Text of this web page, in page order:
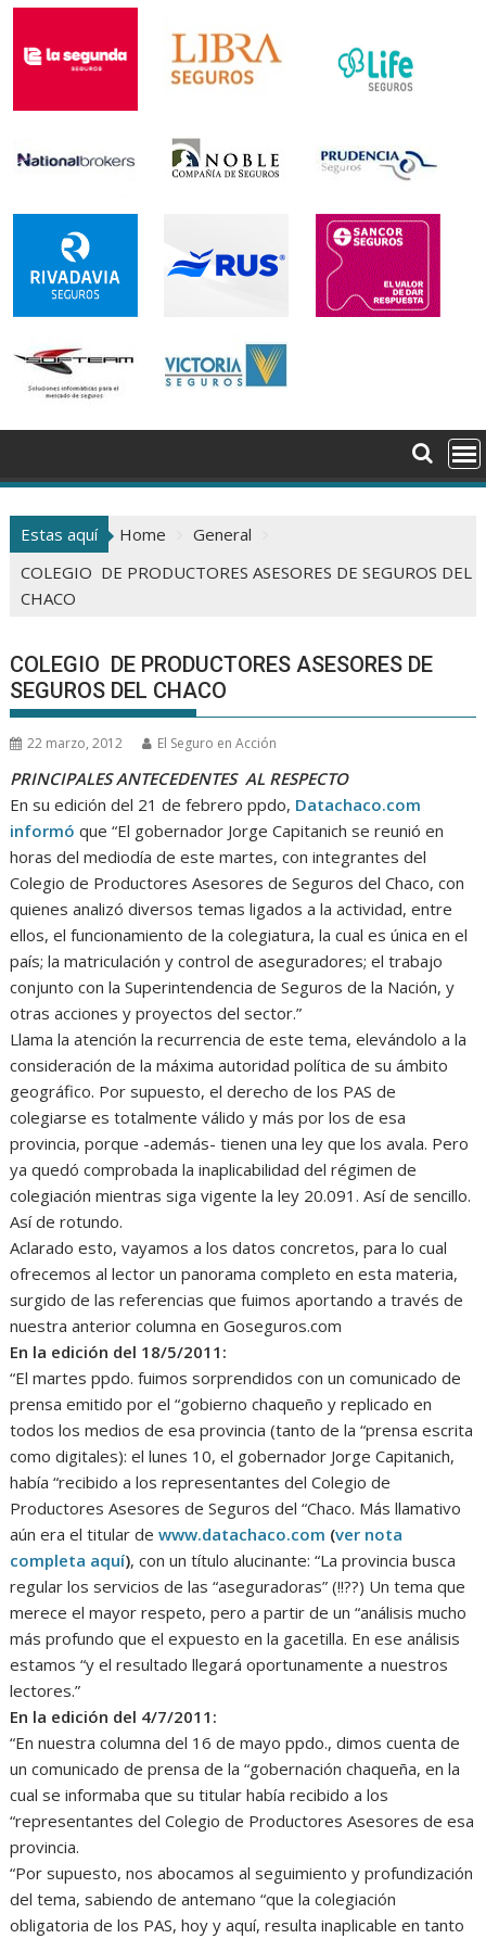
Estas aquí Home
General
COLEGIO DE PRODUCTORES ASESORES DE SEGUROS DEL
CHACO
COLEGIO DE PRODUCTORES ASESORES DE
SEGUROS DEL CHACO
22 marzo, 2012 El Seguro en Acción
PRINCIPALES ANTECEDENTES AL RESPECTO
En su edición del 21 de febrero ppdo, Datachaco.com
informó que “El gobernador Jorge Capitanich se reunió en
horas del mediodía de este martes, con integrantes del
Colegio de Productores Asesores de Seguros del Chaco, con
quienes analizó diversos temas ligados a la actividad, entre
ellos, el funcionamiento de la colegiatura, la cual es única en el
país; la matriculación y control de aseguradores; el trabajo
conjunto con la Superintendencia de Seguros de la Nación, y
otras acciones y proyectos del sector.”
Llama la atención la recurrencia de este tema, elevándolo a la
consideración de la máxima autoridad política de su ámbito
geográfico. Por supuesto, el derecho de los PAS de
colegiarse es totalmente válido y más por los de esa
provincia, porque -además- tienen una ley que los avala. Pero
ya quedó comprobada la inaplicabilidad del régimen de
colegiación mientras siga vigente la ley 20.091. Así de sencillo.
Así de rotundo.
Aclarado esto, vayamos a los datos concretos, para lo cual
ofrecemos al lector un panorama completo en esta materia,
surgido de las referencias que fuimos aportando a través de
nuestra anterior columna en Goseguros.com
En la edición del 18/5/2011:
“El martes ppdo. fuimos sorprendidos con un comunicado de
prensa emitido por el “gobierno chaqueño y replicado en
todos los medios de esa provincia (tanto de la “prensa escrita
como digitales): el lunes 10, el gobernador Jorge Capitanich,
había “recibido a los representantes del Colegio de
Productores Asesores de Seguros del “Chaco. Más llamativo
aún era el titular dewww.datachaco.com (ver nota
completa aquí), con un título alucinante: “La provincia busca
regular los servicios de las “aseguradoras” (!!??) Un tema que
merece el mayor respeto, pero a partir de un “análisis mucho
más profundo que el expuesto en la gacetilla. En ese análisis
estamos “y el resultado llegará oportunamente a nuestros
lectores.”
En la edición del 4/7/2011:
“En nuestra columna del 16 de mayo ppdo., dimos cuenta de
un comunicado de prensa de la “gobernación chaqueña, en la
cual se informaba que su titular había recibido a los
“representantes del Colegio de Productores Asesores de esa
provincia.
“Por supuesto, nos abocamos al seguimiento y profundización
del tema, sabiendo de antemano “que la colegiación
obligatoria de los PAS, hoy y aquí, resulta inaplicable en tanto